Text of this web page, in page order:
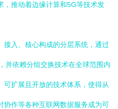
，推动着边缘计算和5G等技术发
接入、核心构成的分层系统，通过
并依赖分组交换技术在全球范围内
扩展且开放的技术体系，使得从
协作等各种互联网数据服务成为可